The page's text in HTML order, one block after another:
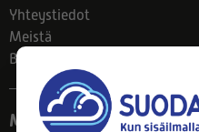
Yhteystiedot
Meistä
Blogi
Myymälä